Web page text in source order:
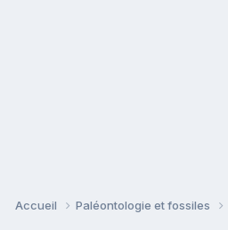
Accueil Paléontologie et fossiles